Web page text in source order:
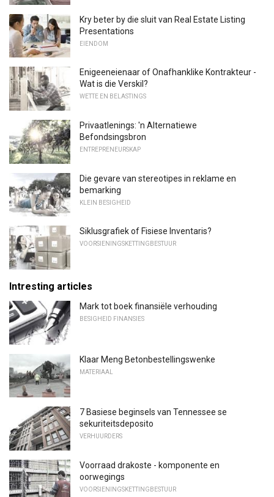
Kry beter by die sluit van Real Estate Listing
Presentations
EIENDOM
Enigeeneienaar of Onafhanklike Kontrakteur -
Wat is die Verskil?
WETTE EN BELASTINGS
Privaatlenings: 'n Alternatiewe
Befondsingsbron
ENTREPRENEURSKAP
Die gevare van stereotipes in reklame en
bemarking
KLEIN BESIGHEID
Siklusgrafiek of Fisiese Inventaris?
VOORSIENINGSKETTINGBESTUUR
Intresting articles
Mark tot boek finansiële verhouding
BESIGHEID FINANSIES
Klaar Meng Betonbestellingswenke
MATERIAAL
7 Basiese beginsels van Tennessee se
sekuriteitsdeposito
VERHUURDERS
Voorraad drakoste - komponente en
oorwegings
VOORSIENINGSKETTINGBESTUUR